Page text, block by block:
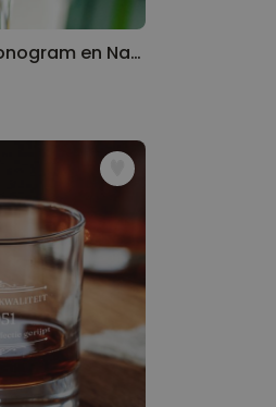
Wijnglas met Monogram en Naam